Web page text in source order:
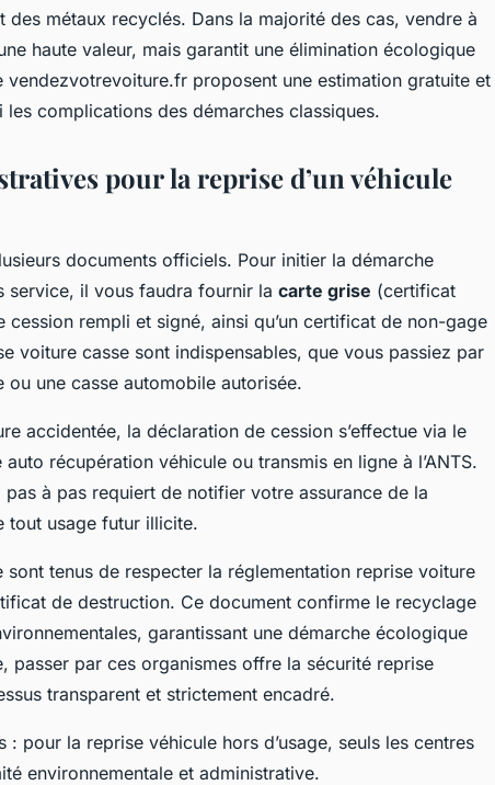
métaux recyclés. Dans la majorité des cas, vendre à
haute valeur, mais garantit une élimination écologique
proposent une estimation gratuite et
complications des démarches classiques.
pour la reprise d’un véhicule
documents officiels. Pour initier la démarche
service, il vous faudra fournir la carte grise (certificat
rempli et signé, ainsi qu’un certificat de non-gage
voiture casse sont indispensables, que vous passiez par
une casse automobile autorisée.
accidentée, la déclaration de cession s’effectue via le
récupération véhicule ou transmis en ligne à l’ANTS.
à pas requiert de notifier votre assurance de la
tout usage futur illicite.
tenus de respecter la réglementation reprise voiture
de destruction. Ce document confirme le recyclage
garantissant une démarche écologique
passer par ces organismes offre la sécurité reprise
transparent et strictement encadré.
pour la reprise véhicule hors d’usage, seuls les centres
environnementale et administrative.